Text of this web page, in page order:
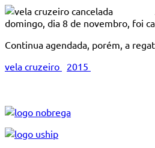
domingo, dia 8 de novembro, foi
Continua agendada, porém, a
vela cruzeiro
2015